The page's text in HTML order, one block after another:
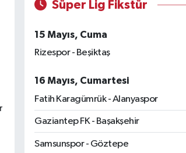
Süper Lig Fikstür
15 Mayıs, Cuma
Rizespor - Beşiktaş
16 Mayıs, Cumartesi
Fatih Karagümrük - Alanyaspor
Gaziantep FK - Başakşehir
Samsunspor - Göztepe